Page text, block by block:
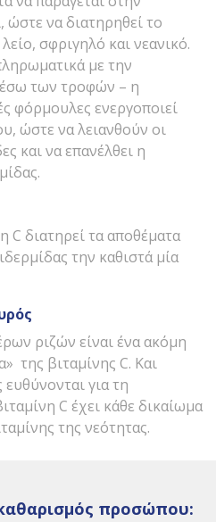
ώστε να διατηρηθεί το
λείο, σφριγηλό και νεανικό.
με την
των τροφών – η
φόρμουλες ενεργοποιεί
ώστε να λειανθούν οι
και να επανέλθει η
C διατηρεί τα αποθέματα
την καθιστά μία
ριζών είναι ένα ακόμη
της βιταμίνης C. Και
για τη
C έχει κάθε δικαίωμα
της νεότητας.
προσώπου: